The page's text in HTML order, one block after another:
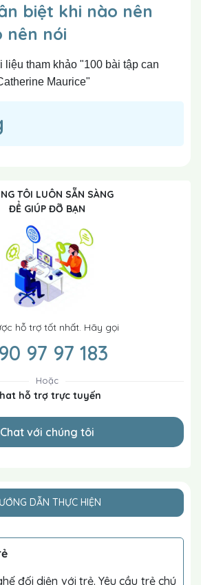
biệt khi nào nên
nên nói
liệu tham khảo "100 bài tập can
Maurice"
TÔI LUÔN SẴN SÀNG
ĐỂ GIÚP ĐỠ BẠN
hỗ trợ tốt nhất. Hãy gọi
97 97 183
Hoặc
hỗ trợ trực tuyến
Chat với chúng tôi
DẪN THỰC HIỆN
đối diện với trẻ. Yêu cầu trẻ chú